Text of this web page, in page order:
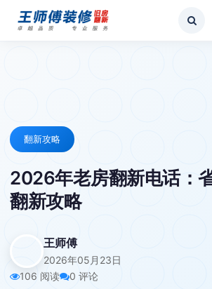
翻新攻略
2026年老房翻新电话：
翻新攻略
王师傅
2026年05月23日
106 阅读
0 评论